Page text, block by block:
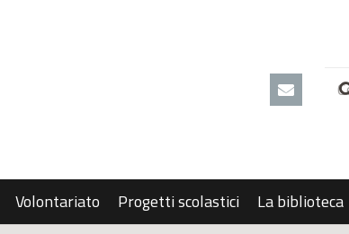
Volontariato Progetti scolastici La biblioteca